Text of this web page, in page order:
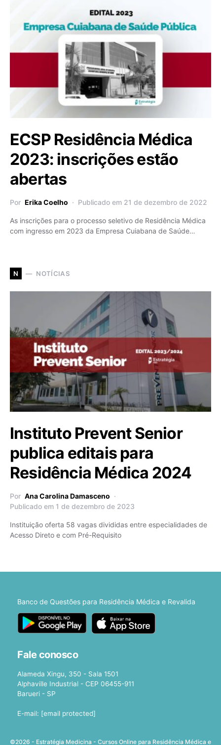
ECSP Residência Médica
2023: inscrições estão
abertas
Por Erika Coelho Publicado em 21 de dezembro de 2022
As inscrições para o processo seletivo de Residência Médica
com ingresso em 2023 da Empresa Cuiabana de Saúde…
N NOTÍCIAS
Instituto Prevent Senior
publica editais para
Residência Médica 2024
Por Ana Carolina Damasceno
Publicado em 1 de dezembro de 2023
Instituição oferta 58 vagas divididas entre especialidades de
Acesso Direto e com Pré-Requisito
Banco de Questões para Residência Médica e Revalida
Fale conosco
Alameda Xingu, 350 - Sala 1501
Alphaville Industrial - CEP 06455-911
Barueri - SP
E-mail: [email protected]
©2026 - Estratégia Medicina - Cursos Online para Residência Médica e